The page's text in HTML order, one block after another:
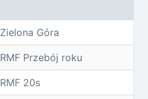
Zielona Góra
RMF Przebój roku
RMF 20s